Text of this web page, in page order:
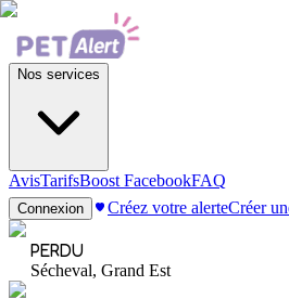
Nos services
AvisTarifsBoost FacebookFAQ
Connexion Créez votre alerteCréer
PERDU
Sécheval, Grand Est